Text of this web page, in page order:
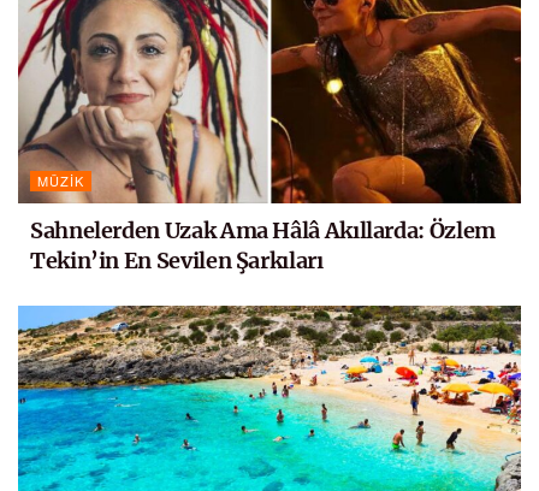
MÜZIK
Sahnelerden Uzak Ama Hâlâ Akıllarda: Özlem
Tekin’in En Sevilen Şarkıları